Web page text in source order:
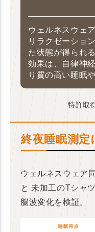
ウェルネスウェ
リラクゼーショ
た状態が得られ
効果は、自律神
り質の高い睡眠
特許取
終夜睡眠測定
ウェルネスウェア
と 未加工のTシャ
脳波変化を検証。